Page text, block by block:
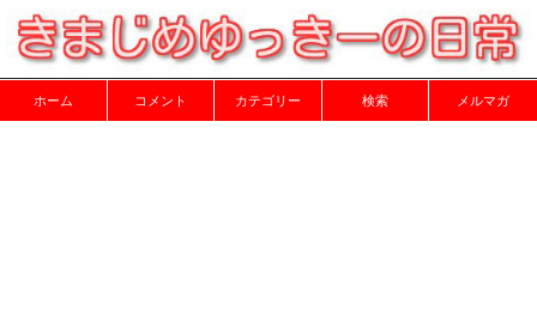
ホーム コメント カテゴリー 検索 メルマガ